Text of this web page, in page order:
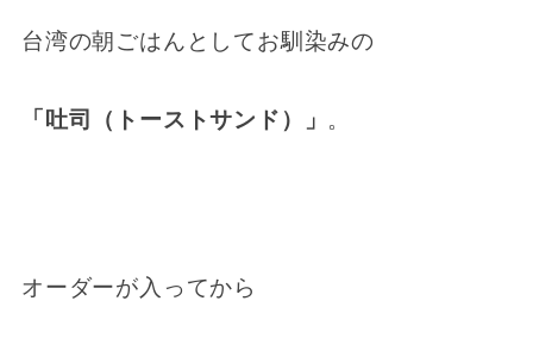
台湾の朝ごはんとしてお馴染みの
「吐司（トーストサンド）」 。
オーダーが入ってから